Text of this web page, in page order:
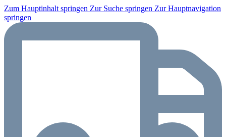
Zum Hauptinhalt springen Zur Suche springen Zur Hauptnavigation
springen